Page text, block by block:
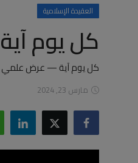
شبهات وردود
العقيدة الإسلامية
رسائل مهمة
أحكام وفتاوى
العقيدة الإسلامية
كل يوم
كل يوم آية — عرض علمي
مارس 23, 2024